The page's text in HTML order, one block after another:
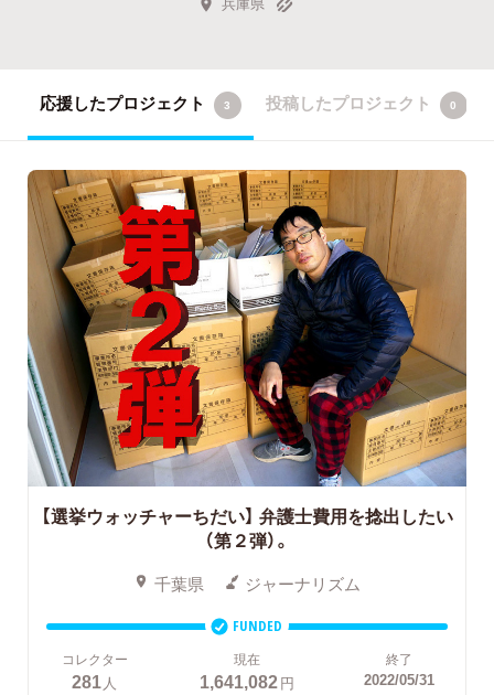
応援したプロジェクト 3 投稿したプロジェクト 0
【選挙ウォッチャーちだい】 弁護士費用を捻出したい
（第２弾）。
千葉県 ジャーナリズム
FUNDED
コレクター
281 人
現在
1,641,082円
終了
2022/05/31